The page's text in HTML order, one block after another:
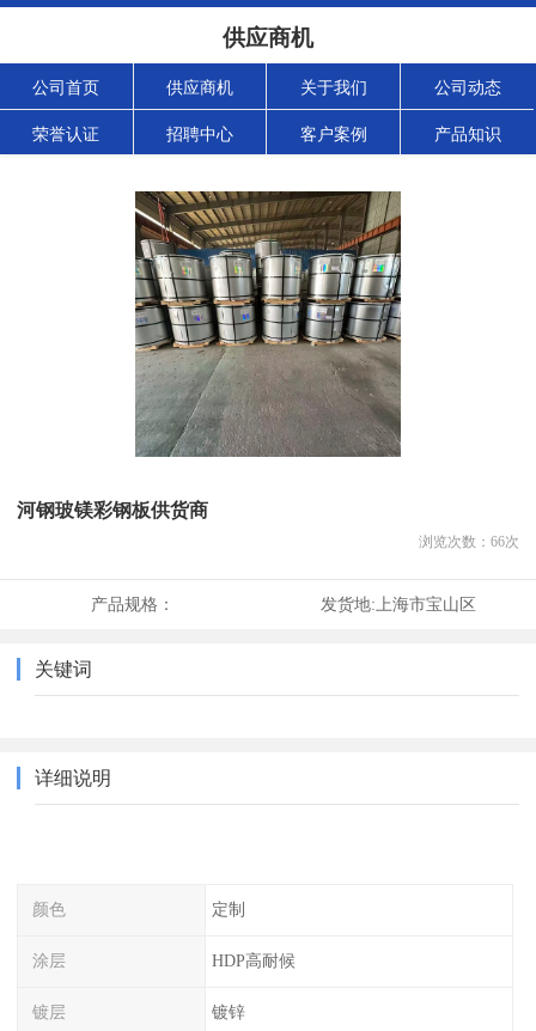
供应商机
公司首页 供应商机 关于我们 公司动态
荣誉认证 招聘中心 客户案例 产品知识
河钢玻镁彩钢板供货商
浏览次数： 66次
产品规格： 发货地: 上海市宝山区
关键词
详细说明
颜色 定制
涂层 HDP高耐候
镀层 镀锌